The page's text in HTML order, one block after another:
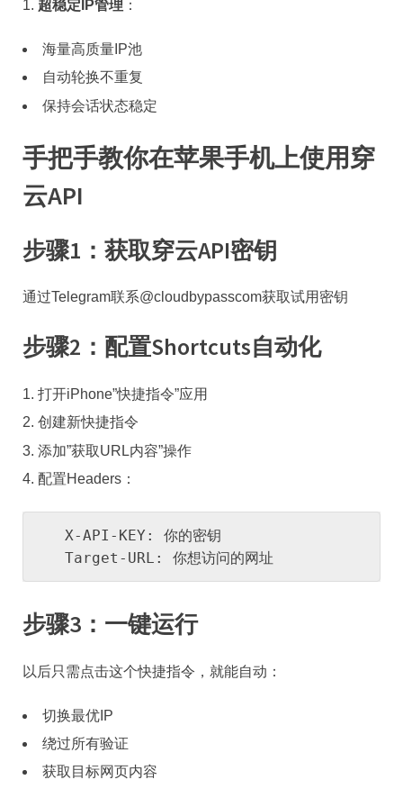
超稳定IP管理 ：
海量高质量IP池
自动轮换不重复
保持会话状态稳定
手把手教你在苹果手机上使用穿
云API
步骤1：获取穿云API密钥
通过Telegram联系@cloudbypasscom获取试用密钥
步骤2：配置Shortcuts自动化
打开iPhone”快捷指令”应用
创建新快捷指令
添加”获取URL内容”操作
配置Headers：
   Target-URL: 你想访问的网址
步骤3：一键运行
以后只需点击这个快捷指令，就能自动：
切换最优IP
绕过所有验证
获取目标网页内容